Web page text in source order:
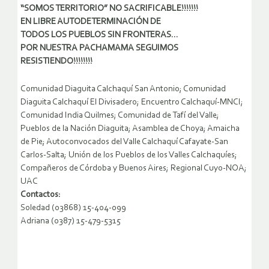
“SOMOS TERRITORIO” NO SACRIFICABLE!!!!!!!
EN LIBRE AUTODETERMINACIÓN DE
TODOS LOS PUEBLOS SIN FRONTERAS…
POR NUESTRA PACHAMAMA SEGUIMOS
RESISTIENDO!!!!!!!!
Comunidad Diaguita Calchaquí San Antonio; Comunidad
Diaguita Calchaquí El Divisadero; Encuentro Calchaquí-MNCI;
Comunidad India Quilmes; Comunidad de Tafí del Valle;
Pueblos de la Nación Diaguita; Asamblea de Choya; Amaicha
de Pie; Autoconvocados del Valle Calchaquí Cafayate-San
Carlos-Salta; Unión de los Pueblos de los Valles Calchaquíes;
Compañeros de Córdoba y Buenos Aires; Regional Cuyo-NOA;
UAC
Contactos:
Soledad (03868) 15-404-099
Adriana (0387) 15-479-5315